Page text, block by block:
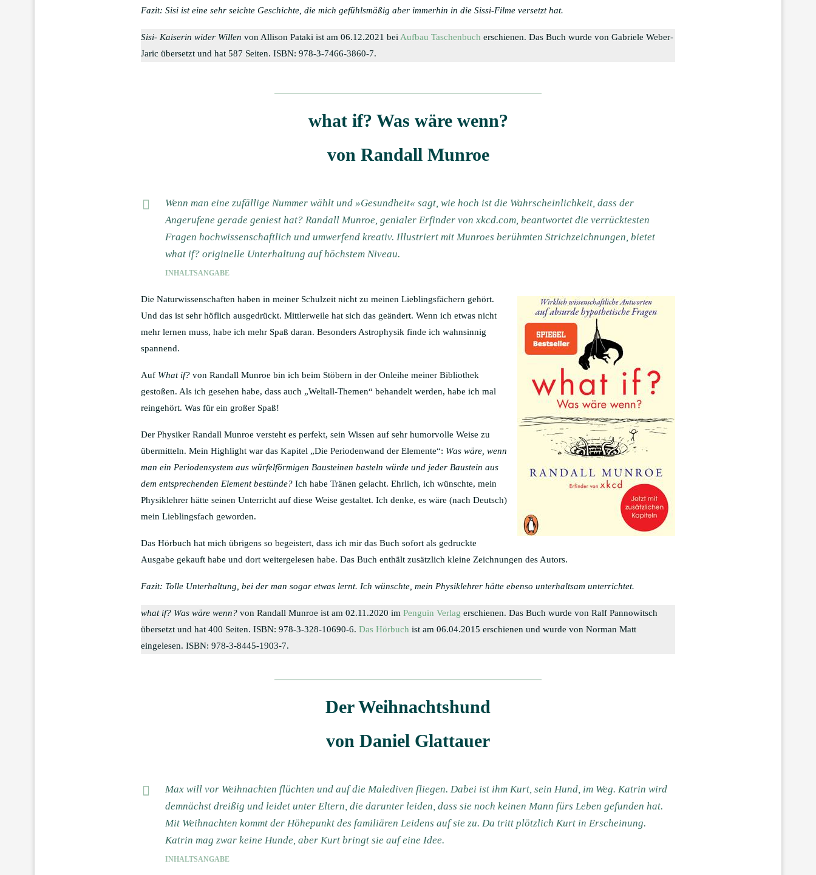
Fazit: Sisi ist eine sehr seichte Geschichte, die mich gefühlsmäßig aber immerhin in die Sissi-Filme versetzt hat.
Sisi- Kaiserin wider Willen von Allison Pataki ist am 06.12.2021 beiAufbau Taschenbuch erschienen. Das Buch wurde von Gabriele Weber-
Jaric übersetzt und hat 587 Seiten. ISBN: 978-3-7466-3860-7.
what if? Was wäre wenn?
von Randall Munroe
Wenn man eine zufällige Nummer wählt und »Gesundheit« sagt, wie hoch ist die Wahrscheinlichkeit, dass der
Angerufene gerade geniest hat? Randall Munroe, genialer Erfinder von xkcd.com, beantwortet die verrücktesten
Fragen hochwissenschaftlich und umwerfend kreativ. Illustriert mit Munroes berühmten Strichzeichnungen, bietet
what if? originelle Unterhaltung auf höchstem Niveau.
INHALTSANGABE
Die Naturwissenschaften haben in meiner Schulzeit nicht zu meinen Lieblingsfächern gehört.
Und das ist sehr höflich ausgedrückt. Mittlerweile hat sich das geändert. Wenn ich etwas nicht
mehr lernen muss, habe ich mehr Spaß daran. Besonders Astrophysik finde ich wahnsinnig
spannend.
Auf What if? von Randall Munroe bin ich beim Stöbern in der Onleihe meiner Bibliothek
gestoßen. Als ich gesehen habe, dass auch „Weltall-Themen“ behandelt werden, habe ich mal
reingehört. Was für ein großer Spaß!
Der Physiker Randall Munroe versteht es perfekt, sein Wissen auf sehr humorvolle Weise zu
übermitteln. Mein Highlight war das Kapitel „Die Periodenwand der Elemente“: Was wäre, wenn
man ein Periodensystem aus würfelförmigen Bausteinen basteln würde und jeder Baustein aus
dem entsprechenden Element bestünde? Ich habe Tränen gelacht. Ehrlich, ich wünschte, mein
Physiklehrer hätte seinen Unterricht auf diese Weise gestaltet. Ich denke, es wäre (nach Deutsch)
mein Lieblingsfach geworden.
Das Hörbuch hat mich übrigens so begeistert, dass ich mir das Buch sofort als gedruckte
Ausgabe gekauft habe und dort weitergelesen habe. Das Buch enthält zusätzlich kleine Zeichnungen des Autors.
Fazit: Tolle Unterhaltung, bei der man sogar etwas lernt. Ich wünschte, mein Physiklehrer hätte ebenso unterhaltsam unterrichtet.
what if? Was wäre wenn? von Randall Munroe ist am 02.11.2020 im Penguin Verlag erschienen. Das Buch wurde von Ralf Pannowitsch
übersetzt und hat 400 Seiten. ISBN: 978-3-328-10690-6. Das Hörbuch ist am 06.04.2015 erschienen und wurde von Norman Matt
eingelesen. ISBN: 978-3-8445-1903-7.
Der Weihnachtshund
von Daniel Glattauer
Max will vor Weihnachten flüchten und auf die Malediven fliegen. Dabei ist ihm Kurt, sein Hund, im Weg. Katrin wird
demnächst dreißig und leidet unter Eltern, die darunter leiden, dass sie noch keinen Mann fürs Leben gefunden hat.
Mit Weihnachten kommt der Höhepunkt des familiären Leidens auf sie zu. Da tritt plötzlich Kurt in Erscheinung.
Katrin mag zwar keine Hunde, aber Kurt bringt sie auf eine Idee.
INHALTSANGABE